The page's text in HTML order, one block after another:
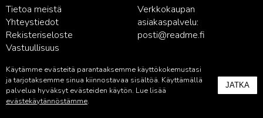
Tietoa meistä
Yhteystiedot
Rekisteriseloste
Vastuullisuus
Verkkokaupan
asiakaspalvelu:
posti@readme.fi
Kustantamon asiakaspalvelu:
palvelu@readme.fi
Käytämme evästeitä parantaaksemme käyttökokemustasi
ja tarjotaksemme sinua kiinnostavaa sisältöä. Käyttämällä
palvelua hyväksyt evästeiden käytön. Lue lisää
evästekäytännöstämme.
JATKA